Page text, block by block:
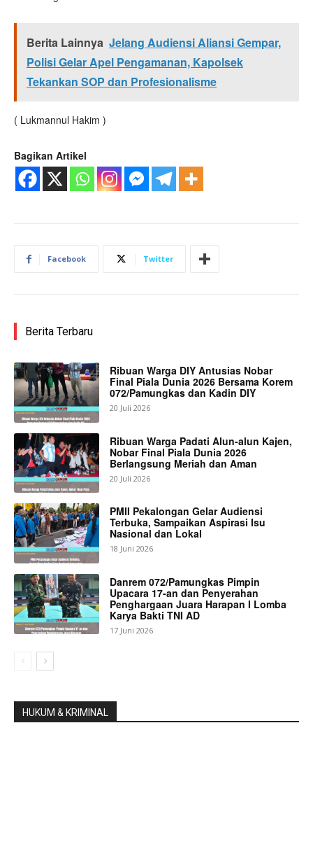
Berita Lainnya Jelang Audiensi Aliansi Gempar,
Polisi Gelar Apel Pengamanan, Kapolsek
Tekankan SOP dan Profesionalisme
( Lukmannul Hakim )
Bagikan Artikel
Facebook Twitter
Berita Terbaru
Ribuan Warga DIY Antusias Nobar
Final Piala Dunia 2026 Bersama Korem
072/Pamungkas dan Kadin DIY
20 Juli 2026
Ribuan Warga Padati Alun-alun Kajen,
Nobar Final Piala Dunia 2026
Berlangsung Meriah dan Aman
20 Juli 2026
PMII Pekalongan Gelar Audiensi
Terbuka, Sampaikan Aspirasi Isu
Nasional dan Lokal
18 Juni 2026
Danrem 072/Pamungkas Pimpin
Upacara 17-an dan Penyerahan
Penghargaan Juara Harapan I Lomba
Karya Bakti TNI AD
17 Juni 2026
HUKUM & KRIMINAL